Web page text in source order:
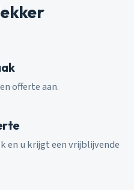
offerte aan.
en u krijgt een vrijblijvende